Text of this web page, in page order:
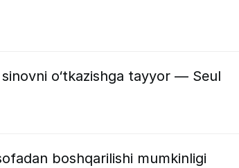
o‘tkazishga tayyor — Seul
boshqarilishi mumkinligi